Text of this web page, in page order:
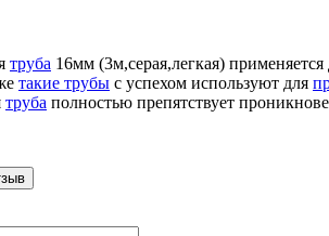
труба 16мм (3м,серая,легкая)
такие трубы с успехом используют для
труба полностью препятствует